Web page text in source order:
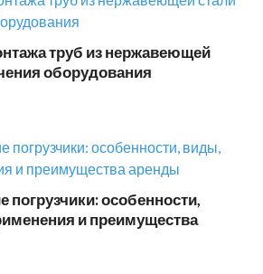
труб из нержавеющей
оборудования
погрузчики: особенности,
и преимущества